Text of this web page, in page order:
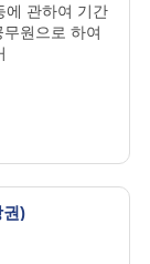
에 관하여 기간
원으로 하여
권)